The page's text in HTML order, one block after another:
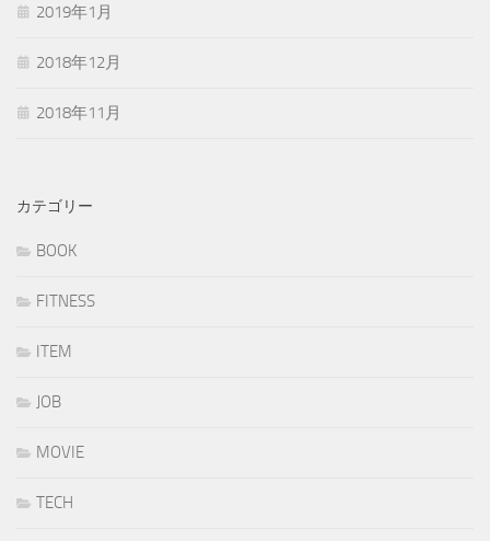
2019年1月
2018年12月
2018年11月
カテゴリー
BOOK
FITNESS
ITEM
JOB
MOVIE
TECH